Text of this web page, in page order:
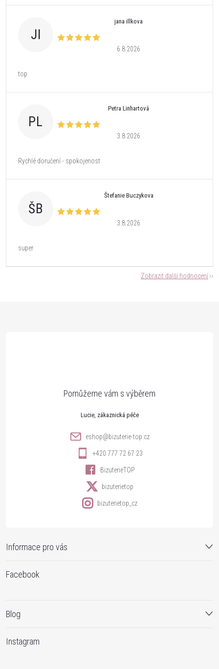
JI
jana illkova
6.8.2026
top
PL
Petra Linhartová
3.8.2026
Rychlé doručení - spokojenost
ŠB
Štefanie Buczykova
3.8.2026
super
Zobrazit další hodnocení
Informace pro vás
Lucie
eshop@bizuterie-top.cz
+420 777 72 67 23
BizuterieTOP
bizuterietop
bizuterietop_cz
Facebook
Blog
Instagram